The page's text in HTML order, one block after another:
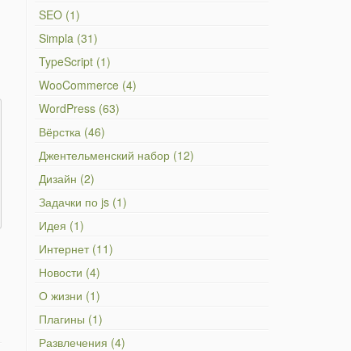
SEO (1)
Simpla (31)
TypeScript (1)
WooCommerce (4)
WordPress (63)
Вёрстка (46)
Джентельменский набор (12)
Дизайн (2)
Задачки по js (1)
Идея (1)
Интернет (11)
Новости (4)
О жизни (1)
Плагины (1)
Развлечения (4)